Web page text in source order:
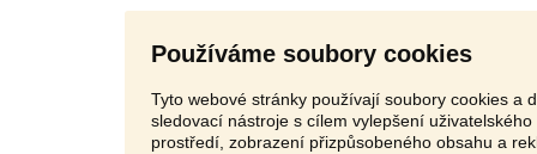
Používáme soubory cookies
Tyto webové stránky používají soubory cookies a
sledovací nástroje s cílem vylepšení uživatelského
prostředí, zobrazení přizpůsobeného obsahu a